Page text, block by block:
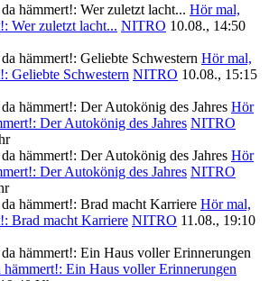
Hör mal,
Wer zuletzt lacht... NITRO 10.08., 14:50
Hör mal,
Geliebte Schwestern NITRO 10.08., 15:15
Hör
Der Autokönig des Jahres NITRO
Hör
Der Autokönig des Jahres NITRO
Hör mal,
Brad macht Karriere NITRO 11.08., 19:10
Ein Haus voller Erinnerungen